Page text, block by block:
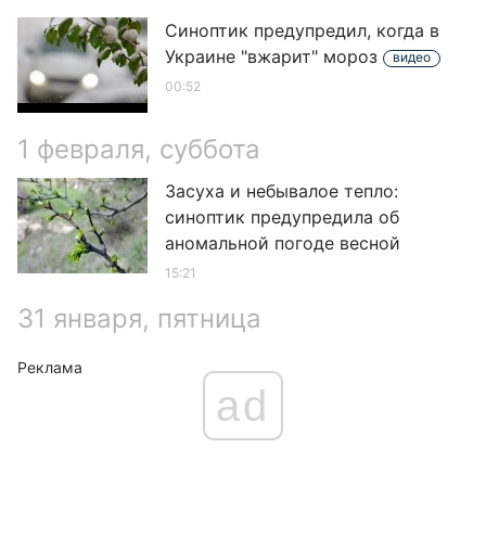
Синоптик предупредил, когда в
Украине "вжарит" мороз
видео
00:52
1 февраля, суббота
Засуха и небывалое тепло:
синоптик предупредила об
аномальной погоде весной
15:21
31 января, пятница
Реклама
ad